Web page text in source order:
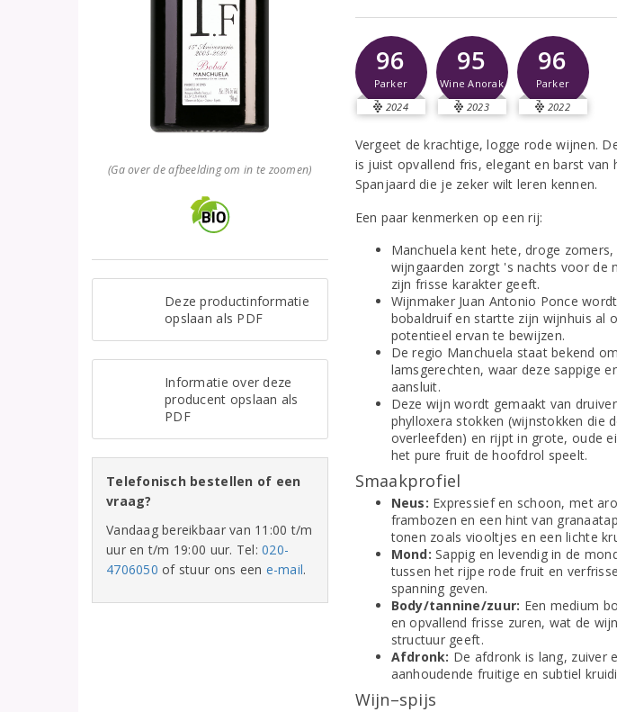
(Ga over de afbeelding om in te zoomen)
Deze productinformatie
opslaan als PDF
Informatie over deze
producent opslaan als
PDF
Telefonisch bestellen of een
vraag?
Vandaag bereikbaar van 11:00 t/m
uur en t/m 19:00 uur. Tel:020-
4706050 of stuur ons een e-mail.
96
Parker
2024
95
Wine Anorak
2023
96
Parker
2022
Vergeet de krachtige, logge rode wijnen.
is juist opvallend fris, elegant en barst van
Spanjaard die je zeker wilt leren kennen.
Een paar kenmerken op een rij:
Manchuela kent hete, droge
wijngaarden zorgt 's nachts voor de
zijn frisse karakter geeft.
Wijnmaker Juan Antonio Ponce
bobaldruif en startte zijn wijnhuis al
potentieel ervan te bewijzen.
De regio Manchuela staat bekend
lamsgerechten, waar deze sappige
aansluit.
Deze wijn wordt gemaakt van
phylloxera stokken (wijnstokken die
overleefden) en rijpt in grote, oude
het pure fruit de hoofdrol speelt.
Smaakprofiel
Neus: Expressief en schoon, met
frambozen en een hint van
tonen zoals viooltjes en een lichte
Mond: Sappig en levendig in de
tussen het rijpe rode fruit en
spanning geven.
Body/tannine/zuur: Een medium
en opvallend frisse zuren, wat de
structuur geeft.
Afdronk: De afdronk is lang, zuiver
aanhoudende fruitige en subtiel
Wijn–spijs